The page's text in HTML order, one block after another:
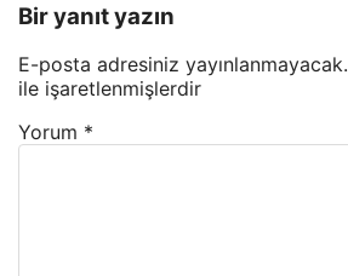
Bir yanıt yazın
E-posta adresiniz yayınlanmayacak.
ile işaretlenmişlerdir
Yorum *